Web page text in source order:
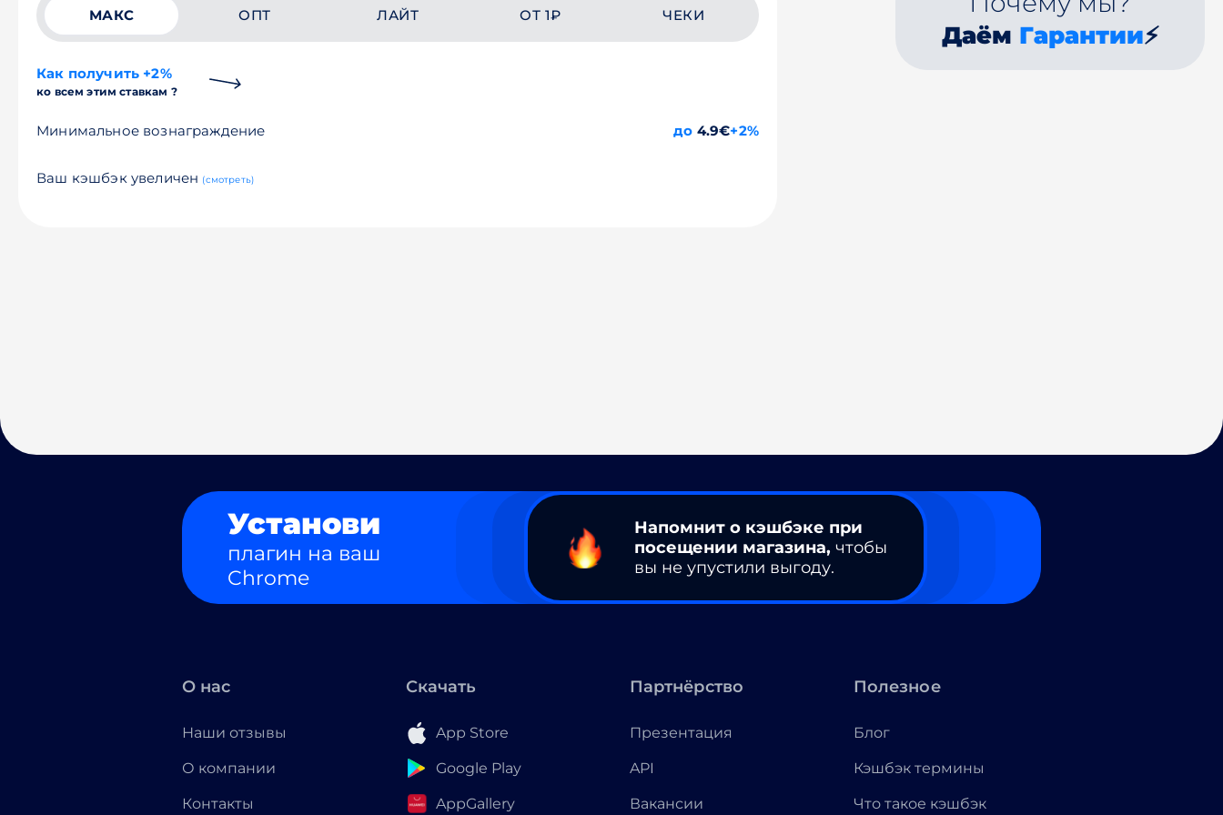
МАКС ОПТ ЛАЙТ ОТ 1₽ ЧЕКИ
Как получить +2%
ко всем этим ставкам ?
Минимальное вознаграждение до 4.9€+2%
Ваш кэшбэк увеличен (смотреть)
Даём Гарантии⚡
Установи
плагин на ваш
Chrome
Напомнит о кэшбэке при
посещении магазина, чтобы
вы не упустили выгоду.
О нас
Наши отзывы
О компании
Контакты
Скачать
App Store
Google Play
AppGallery
Партнёрство
Презентация
API
Вакансии
Полезное
Блог
Кэшбэк термины
Что такое кэшбэк